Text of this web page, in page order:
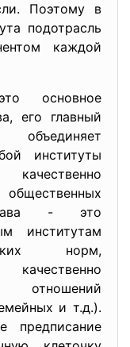
Поэтому в
подотрасль
каждой
основное
его главный
институты
- это
институтам
норм,
отношений
и т.д.).
предписание